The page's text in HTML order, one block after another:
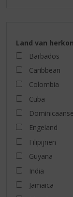
Land van
Barbados
Caribbean
Colombia
Cuba
Engeland
Filipijnen
Guyana
India
Jamaica